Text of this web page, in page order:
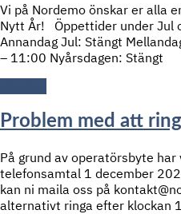
Vi på Nordemo önskar er alla
Nytt År! Öppettider under Jul
Annandag Jul: Stängt
– 11:00 Nyårsdagen: Stängt
Problem med att
På grund av operatörsbyte
telefonsamtal 1 december
kan ni maila oss på
alternativt ringa efter klockan